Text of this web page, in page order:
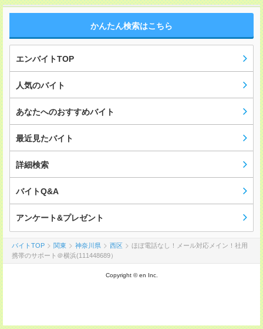
かんたん検索はこちら
エンバイトTOP
人気のバイト
あなたへのおすすめバイト
最近見たバイト
詳細検索
バイトQ&A
アンケート&プレゼント
バイトTOP 関東 神奈川県 西区
ほぼ電話なし！メール対応メイン！社用
携帯のサポート＠横浜(111448689）
Copyright © en Inc.